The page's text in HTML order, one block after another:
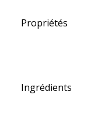
Propriétés
Ingrédients